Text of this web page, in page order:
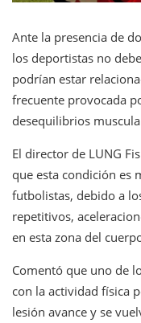
Ante la presencia de
los deportistas no
podrían estar
frecuente provocada
desequilibrios
El director de LUNG
que esta condición es
futbolistas, debido a
repetitivos,
en esta zona del
Comentó que uno de
con la actividad física
lesión avance y se